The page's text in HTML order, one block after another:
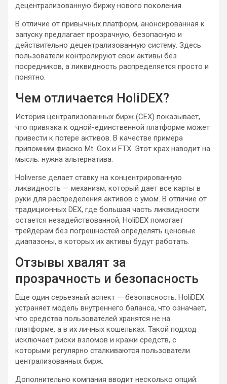
децентрализованную биржу нового поколения.
В отличие от привычных платформ, анонсированная к
запуску предлагает прозрачную, безопасную и
действительно децентрализованную систему. Здесь
пользователи контролируют свои активы без
посредников, а ликвидность распределяется просто и
понятно.
Чем отличается HoliDEX?
История централизованных бирж (CEX) показывает,
что привязка к одной-единственной платформе может
привести к потере активов. В качестве примера
припомним фиаско Mt. Gox и FTX. Этот крах наводит на
мысль: нужна альтернатива.
Holiverse делает ставку на концентрированную
ликвидность — механизм, который дает все карты в
руки для распределения активов с умом. В отличие от
традиционных DEX, где большая часть ликвидности
остается незадействованной, HoliDEX помогает
трейдерам без погрешностей определять ценовые
диапазоны, в которых их активы будут работать.
Отзывы хвалят за
прозрачность и безопасность
Еще один серьезный аспект — безопасность. HoliDEX
устраняет модель внутреннего баланса, что означает,
что средства пользователей хранятся не на
платформе, а в их личных кошельках. Такой подход
исключает риски взломов и кражи средств, с
которыми регулярно сталкиваются пользователи
централизованных бирж.
Дополнительно компания вводит несколько опций: